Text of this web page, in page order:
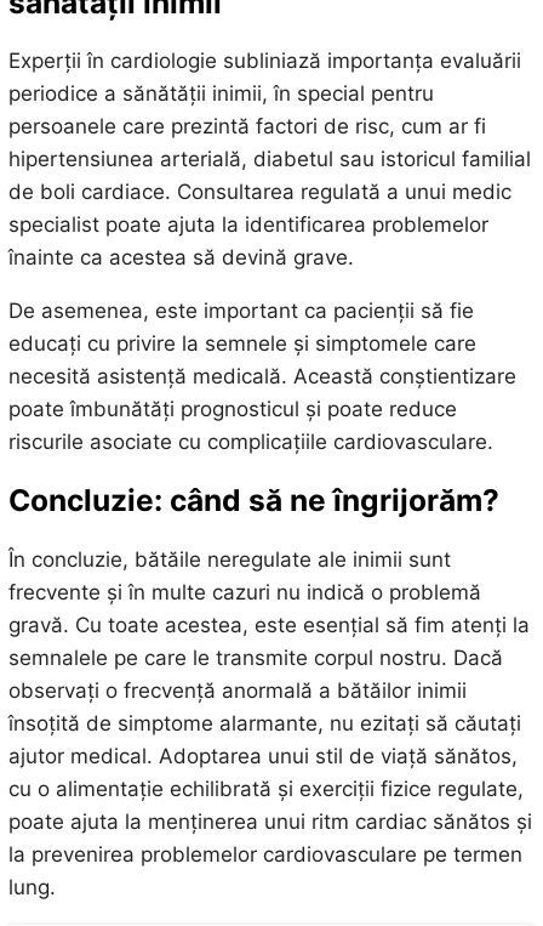
Experții în cardiologie subliniază importanța evaluării
periodice a sănătății inimii, în special pentru
persoanele care prezintă factori de risc, cum ar fi
hipertensiunea arterială, diabetul sau istoricul familial
de boli cardiace. Consultarea regulată a unui medic
specialist poate ajuta la identificarea problemelor
înainte ca acestea să devină grave.
De asemenea, este important ca pacienții să fie
educați cu privire la semnele și simptomele care
necesită asistență medicală. Această conștientizare
poate îmbunătăți prognosticul și poate reduce
riscurile asociate cu complicațiile cardiovasculare.
Concluzie: când să ne îngrijorăm?
În concluzie, bătăile neregulate ale inimii sunt
frecvente și în multe cazuri nu indică o problemă
gravă. Cu toate acestea, este esențial să fim atenți la
semnalele pe care le transmite corpul nostru. Dacă
observați o frecvență anormală a bătăilor inimii
însoțită de simptome alarmante, nu ezitați să căutați
ajutor medical. Adoptarea unui stil de viață sănătos,
cu o alimentație echilibrată și exerciții fizice regulate,
poate ajuta la menținerea unui ritm cardiac sănătos și
la prevenirea problemelor cardiovasculare pe termen
lung.